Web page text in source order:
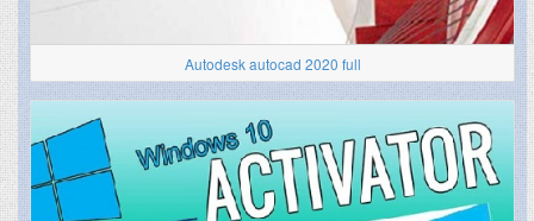
Autodesk autocad 2020 full